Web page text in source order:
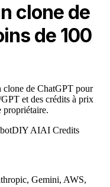
clone de
de 100
clone de ChatGPT pour
et des crédits à prix
propriétaire.
DIY AIAI Credits
Gemini, AWS,